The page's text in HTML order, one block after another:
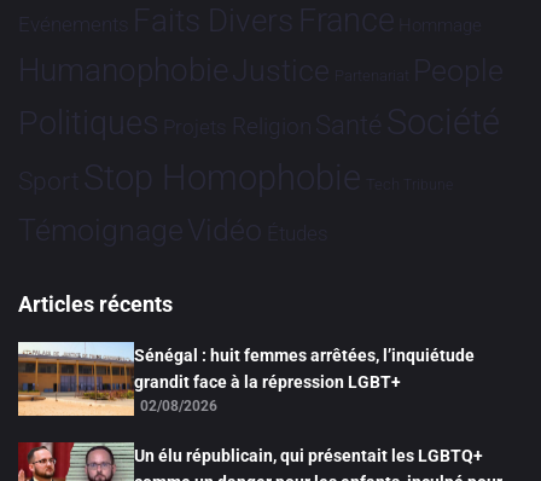
Evénements Faits Divers France Hommage
HumanophobieJustice Partenariat People
Politiques Projets Religion Santé Société
Sport Stop Homophobie Tech Tribune
TémoignageVidéo Études
Articles récents
Sénégal : huit femmes arrêtées, l’inquiétude
grandit face à la répression LGBT+
02/08/2026
Un élu républicain, qui présentait les LGBTQ+